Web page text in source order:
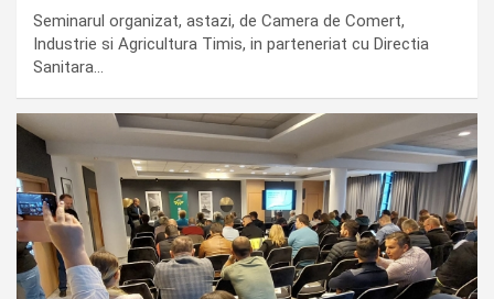
Seminarul organizat, astazi, de Camera de Comert,
Industrie si Agricultura Timis, in parteneriat cu Directia
Sanitara…